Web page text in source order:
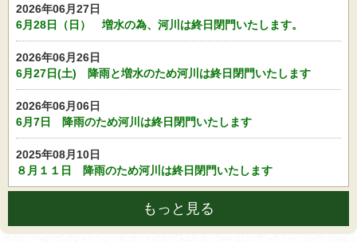
2026年06月27日
6月28日（日） 増水の為、河川は終日閉門いたします。
2026年06月26日
6月27日(土) 降雨と増水のため河川は終日閉門いたします
2026年06月06日
6月7日 降雨のため河川は終日閉門いたします
2025年08月10日
８月１１日 降雨のため河川は終日閉門いたします
もっと見る